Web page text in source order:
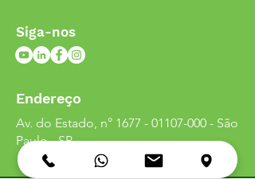
Siga-nos
Endereço
Av. do Estado, n° 1677 - 01107-000 - São
Paulo - SP